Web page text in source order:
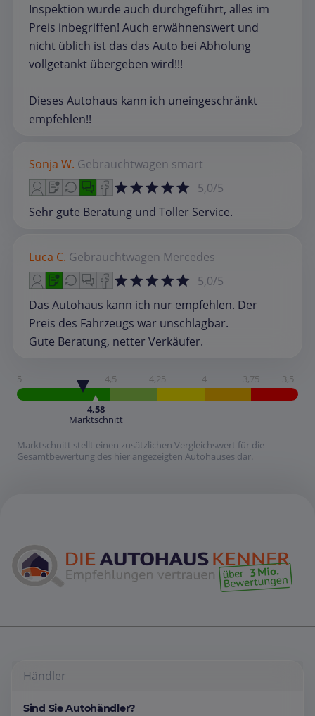
Inspektion wurde auch durchgeführt, alles im
Preis inbegriffen! Auch erwähnenswert und
nicht üblich ist das das Auto bei Abholung
vollgetankt übergeben wird!!!
Dieses Autohaus kann ich uneingeschränkt
empfehlen!!
Sonja W. Gebrauchtwagen smart
5,0/5
Sehr gute Beratung und Toller Service.
Luca C. Gebrauchtwagen Mercedes
5,0/5
Das Autohaus kann ich nur empfehlen. Der
Preis des Fahrzeugs war unschlagbar.
Gute Beratung, netter Verkäufer.
5 4,5 4,25 4 3,75 3,5
4,58
Marktschnitt
Marktschnitt stellt einen zusätzlichen Vergleichswert für die
Gesamtbewertung des hier angezeigten Autohauses dar.
Händler
Sind Sie Autohändler?